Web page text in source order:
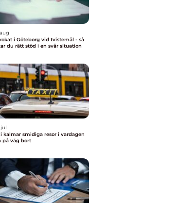
i Göteborg vid tvistemål - så
du rätt stöd i en svår situation
smidiga resor i vardagen
på väg bort